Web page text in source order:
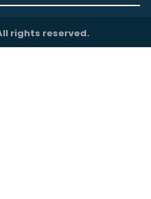
rights reserved.